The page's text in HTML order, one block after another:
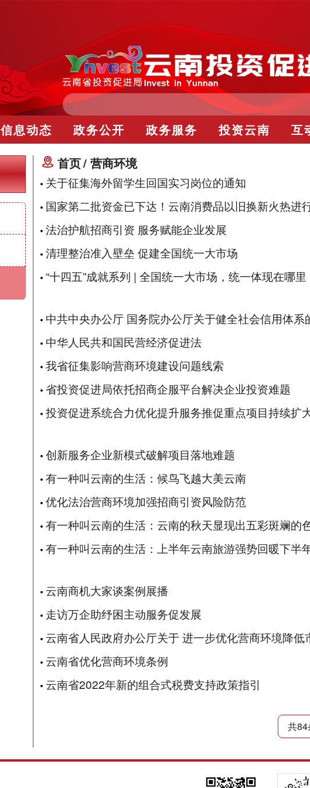
信息动态 政务公开 政务服务 投资云南 互
首页 营商环境
关于征集海外留学生回国实习岗位的通知
国家第二批资金已下达！云南消费品以旧换新火热进
法治护航招商引资 服务赋能企业发展
清理整治准入壁垒 促建全国统一大市场
“十四五”成就系列 | 全国统一大市场，统一体现在哪里
中共中央办公厅 国务院办公厅关于健全社会信用体系
中华人民共和国民营经济促进法
我省征集影响营商环境建设问题线索
省投资促进局依托招商企服平台解决企业投资难题
投资促进系统合力优化提升服务推促重点项目持续扩
创新服务企业新模式破解项目落地难题
有一种叫云南的生活：候鸟飞越大美云南
优化法治营商环境加强招商引资风险防范
有一种叫云南的生活：云南的秋天显现出五彩斑斓的
有一种叫云南的生活：上半年云南旅游强势回暖下半
云南商机大家谈案例展播
走访万企助纾困主动服务促发展
云南省人民政府办公厅关于 进一步优化营商环境降低市场
云南省优化营商环境条例
云南省2022年新的组合式税费支持政策指引
共